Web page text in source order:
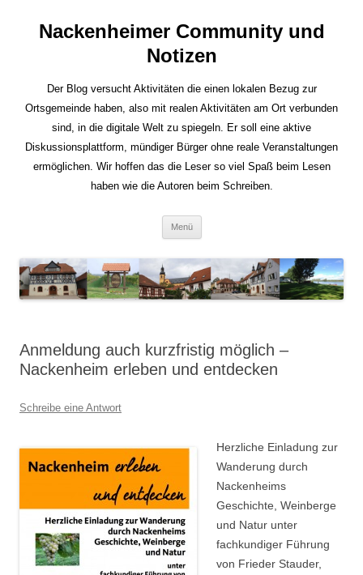
Nackenheimer Community und
Notizen
Der Blog versucht Aktivitäten die einen lokalen Bezug zur
Ortsgemeinde haben, also mit realen Aktivitäten am Ort verbunden
sind, in die digitale Welt zu spiegeln. Er soll eine aktive
Diskussionsplattform, mündiger Bürger ohne reale Veranstaltungen
ermöglichen. Wir hoffen das die Leser so viel Spaß beim Lesen
haben wie die Autoren beim Schreiben.
Menü
Anmeldung auch kurzfristig möglich –
Nackenheim erleben und entdecken
Schreibe eine Antwort
Herzliche Einladung zur
Wanderung durch
Nackenheims
Geschichte, Weinberge
und Natur unter
fachkundiger Führung
von Frieder Stauder,